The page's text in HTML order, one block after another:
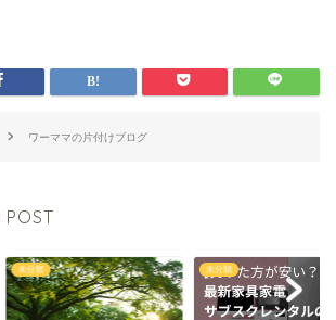
ワーママの片付けブログ
POST
未分類 未分類